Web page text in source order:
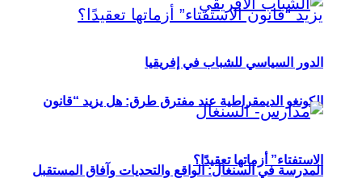
الكونغو الديمقراطية عند مفترق طرق: هل يزيد “قانون
الاستفتاء” أزماتها تعقيدًا؟
الدور السياسي للشباب في إفريقيا
المدرسة في السنغال: الواقع والتحديات وآفاق المستقبل